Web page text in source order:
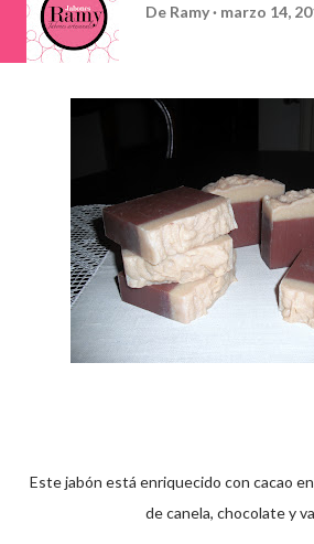
De Ramy marzo 14,
Este jabón está enriquecido con cacao
de canela, chocolate y